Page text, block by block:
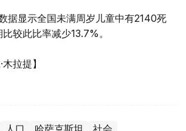
据显示全国未满周岁儿童中有2140死
较此比率减少13.7%。
木拉提】